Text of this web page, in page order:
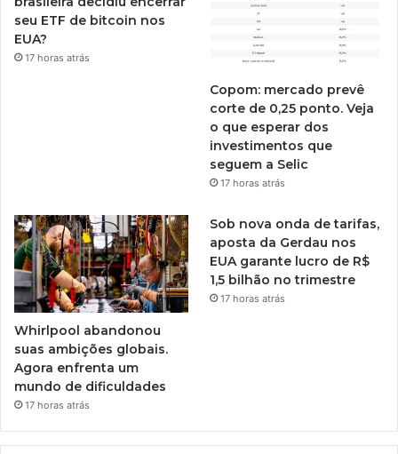
seu ETF de bitcoin nos
EUA?
17 horas atrás
Copom: mercado prevê
corte de 0,25 ponto. Veja
o que esperar dos
investimentos que
seguem a Selic
17 horas atrás
Whirlpool abandonou
suas ambições globais.
Agora enfrenta um
mundo de dificuldades
17 horas atrás
Sob nova onda de tarifas,
aposta da Gerdau nos
EUA garante lucro de R$
1,5 bilhão no trimestre
17 horas atrás